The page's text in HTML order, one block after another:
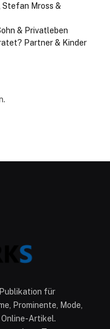
Stefan Mross &
& Privatleben
Partner & Kinder
für
Prominente, Mode,
Artikel.